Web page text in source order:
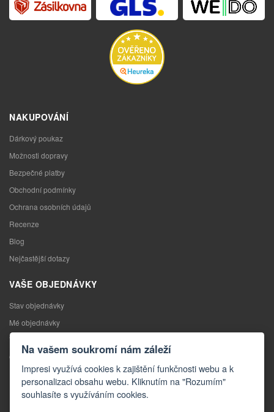
NAKUPOVÁNÍ
Dárkový poukaz
Možnosti dopravy
Bezpečné platby
Obchodní podmínky
Ochrana osobních údajů
Recenze
Blog
Nejčastější dotazy
VAŠE OBJEDNÁVKY
Stav objednávky
Mé objednávky
Výměna zboží
Odstoupení od kupní smlouvy
Reklamace
KONTAKTY
Na vašem soukromí nám záleží
Impresi využívá cookies k zajištění funkčnosti webu a k
personalizaci obsahu webu. Kliknutím na "Rozumím"
souhlasíte s využíváním cookies.